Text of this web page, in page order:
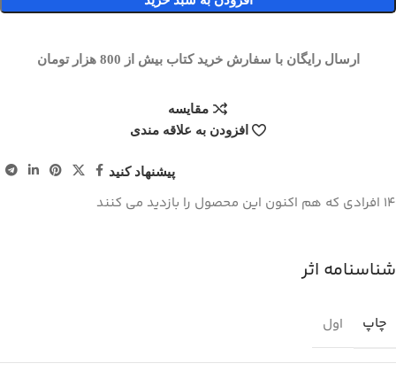
ارسال رایگان با سفارش خرید کتاب بیش از 800 هزار تومان
مقایسه
افزودن به علاقه مندی
پیشنهاد کنید
14 افرادی که هم اکنون این محصول را بازدید می کنند
شناسنامه اثر
چاپ اول